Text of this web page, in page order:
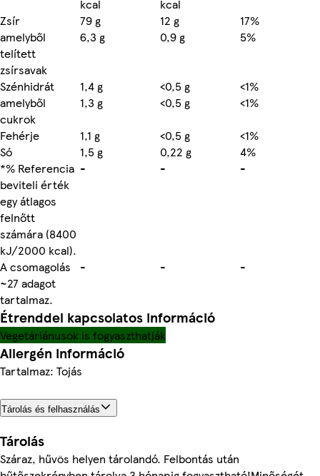
kcal
kcal
Zsír
79 g 12 g
17%
amelyből
telített
zsírsavak
6,3 g 0,9 g 5%
Szénhidrát 1,4 g <0,5 g
<1%
amelyből
cukrok
1,3 g <0,5 g
<1%
Fehérje
1,1 g <0,5 g
<1%
Só
1,5 g 0,22 g
4%
*% Referencia
beviteli érték
egy átlagos
felnőtt
számára (8400
kJ/2000 kcal).
- - -
A csomagolás
~27 adagot
tartalmaz.
- - -
Étrenddel kapcsolatos információ
Vegetáriánusok is fogyaszthatják
Allergén információ
Tartalmaz: Tojás
Tárolás és felhasználás
Tárolás
Száraz, hűvös helyen tárolandó. Felbontás után